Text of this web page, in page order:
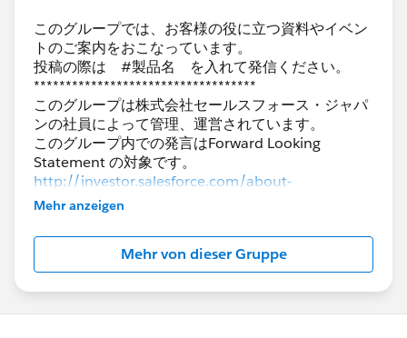
このグループでは、お客様の役に立つ資料やイベン
トのご案内をおこなっています。
投稿の際は #製品名 を入れて発信ください。
***********************************
このグループは株式会社セールスフォース・ジャパ
ンの社員によって管理、運営されています。
このグループ内での発言はForward Looking
http://investor.salesforce.com/about-
us/investor/forward-looking-
また本プログラムの利用規約も併せてご覧くださ
https://www.salesforce.com/jp/company/progra
m-agreement
Mehr anzeigen
Mehr von dieser Gruppe